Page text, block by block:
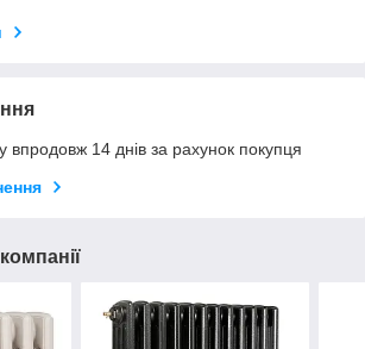
впродовж 14 днів за рахунок покупця